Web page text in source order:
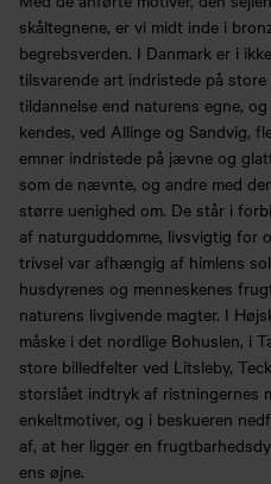
skåltegnene, er vi midt inde i
begrebsverden. I Danmark er i
tilsvarende art indristede på
tildannelse end naturens egne,
kendes, ved Allinge og Sandvig,
emner indristede på jævne og
som de nævnte, og andre med
større uenighed om. De står i
af naturguddomme, livsvigtig for
trivsel var afhængig af himlens
husdyrenes og menneskenes
naturens livgivende magter. I
måske i det nordlige Bohuslen, i
store billedfelter ved Litsleby,
storslået indtryk af ristningernes
enkeltmotiver, og i beskueren
af, at her ligger en
ens øjne.